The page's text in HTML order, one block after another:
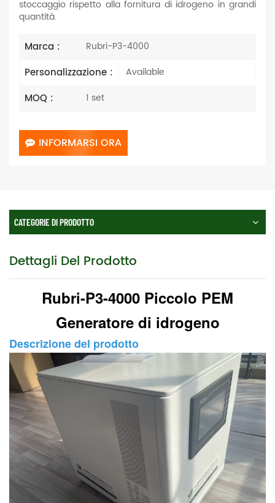
stoccaggio rispetto alla fornitura di idrogeno in grandi
quantità.
Marca : Rubri-P3-4000
Personalizzazione : Available
MOQ : 1 set
INFORMARSI ORA
CATEGORIE DI PRODOTTO
Dettagli Del Prodotto
Rubri-P3-4000 Piccolo PEM
Generatore di idrogeno
Descrizione del prodotto